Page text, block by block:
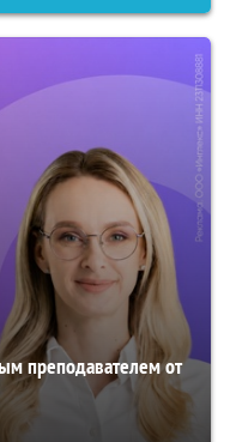
преподавателем от